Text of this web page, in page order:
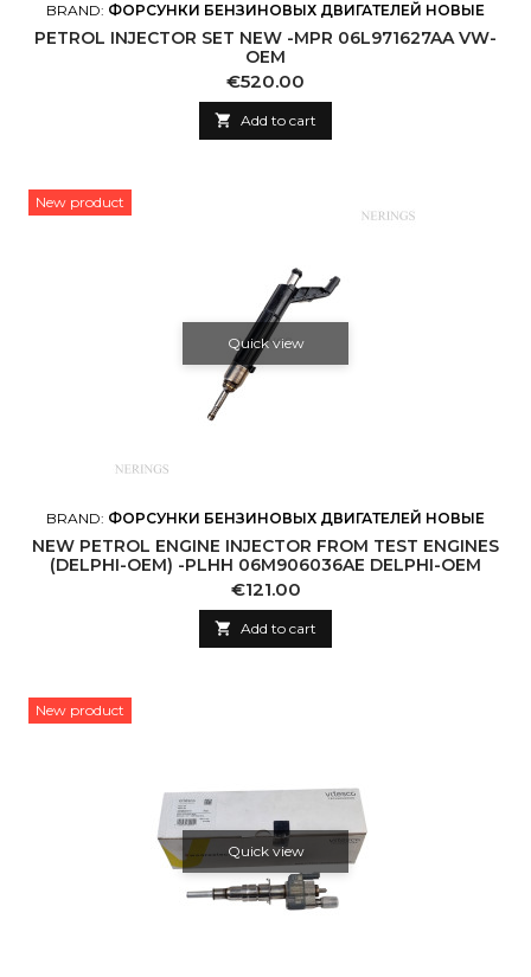
BRAND: ФОРСУНКИ БЕНЗИНОВЫХ ДВИГАТЕЛЕЙ НОВЫЕ
PETROL INJECTOR SET NEW -MPR 06L971627AA VW-
OEM
Price
€520.00
 Add to cart
New product
Quick view
BRAND: ФОРСУНКИ БЕНЗИНОВЫХ ДВИГАТЕЛЕЙ НОВЫЕ
NEW PETROL ENGINE INJECTOR FROM TEST ENGINES
(DELPHI-OEM) -PLHH 06M906036AE DELPHI-OEM
Price
€121.00
 Add to cart
New product
Quick view